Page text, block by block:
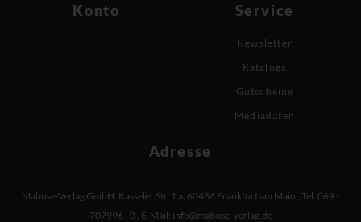
Konto Service
Newsletter
Kataloge
Gutscheine
Mediadaten
Adresse
Mabuse-Verlag GmbH Kasseler Str. 1 a 60486 Frankfurt am Main Tel: 069 -
707996 - 0 E-Mail: info@mabuse-verlag.de